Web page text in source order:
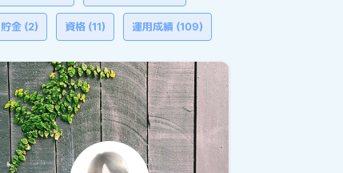
貯金 (2) 資格 (11) 運用成績 (109)